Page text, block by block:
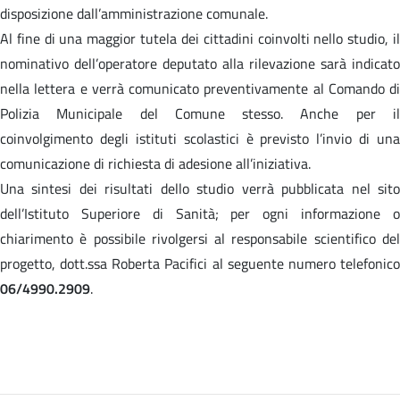
disposizione dall’amministrazione comunale.
Al fine di una maggior tutela dei cittadini coinvolti nello studio, il
nominativo dell’operatore deputato alla rilevazione sarà indicato
nella lettera e verrà comunicato preventivamente al Comando di
Polizia Municipale del Comune stesso. Anche per il
coinvolgimento degli istituti scolastici è previsto l’invio di una
comunicazione di richiesta di adesione all’iniziativa.
Una sintesi dei risultati dello studio verrà pubblicata nel sito
dell’Istituto Superiore di Sanità; per ogni informazione o
chiarimento è possibile rivolgersi al responsabile scientifico del
progetto, dott.ssa Roberta Pacifici al seguente numero telefonico
06/4990.2909.